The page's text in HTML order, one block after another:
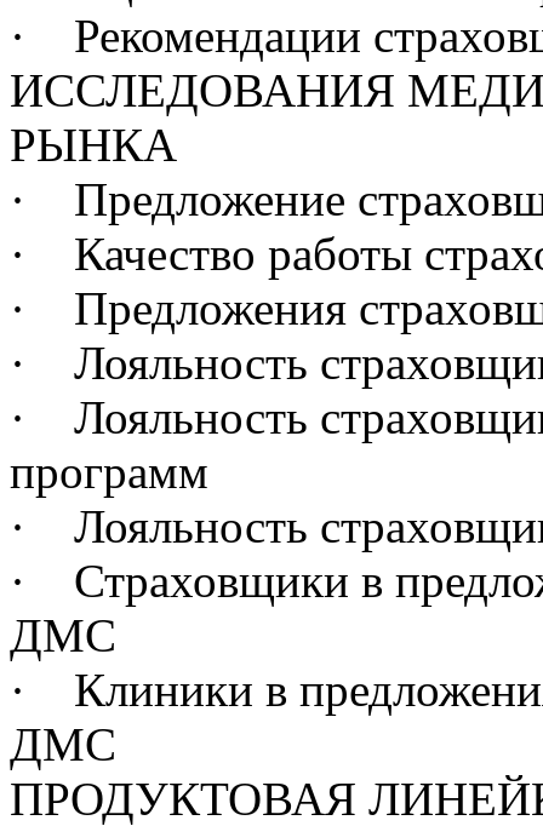
· Рекомендации
ИССЛЕДОВАНИЯ
РЫНКА
· Предложение
· Качество работы
· Предложения
· Лояльность
· Лояльность
программ
· Лояльность
· Страховщики в
ДМС
· Клиники в
ДМС
ПРОДУКТОВАЯ